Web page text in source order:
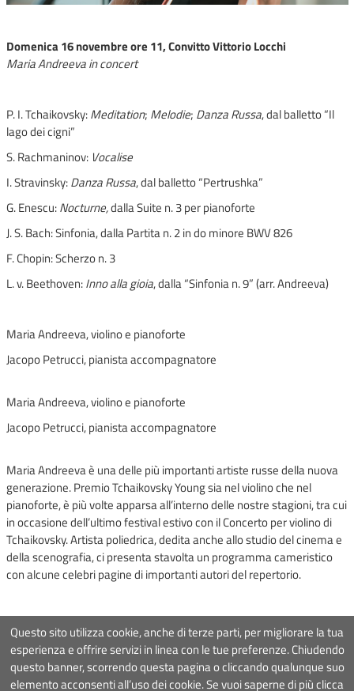
Domenica 16 novembre ore 11, Convitto Vittorio Locchi
Maria Andreeva in concert
P. I. Tchaikovsky:Meditation; Melodie; Danza Russa, dal balletto “Il
lago dei cigni”
S. Rachmaninov: Vocalise
I. Stravinsky:Danza Russa, dal balletto “Pertrushka”
G. Enescu:Nocturne,dalla Suite n. 3 per pianoforte
J. S. Bach: Sinfonia, dalla Partita n. 2 in do minore BWV 826
F. Chopin: Scherzo n. 3
L. v. Beethoven:Inno alla gioia, dalla “Sinfonia n. 9” (arr. Andreeva)
Maria Andreeva, violino e pianoforte
Jacopo Petrucci, pianista accompagnatore
Maria Andreeva, violino e pianoforte
Jacopo Petrucci, pianista accompagnatore
Maria Andreeva è una delle più importanti artiste russe della nuova
generazione. Premio Tchaikovsky Young sia nel violino che nel
pianoforte, è più volte apparsa all’interno delle nostre stagioni, tra cui
in occasione dell’ultimo festival estivo con il Concerto per violino di
Tchaikovsky. Artista poliedrica, dedita anche allo studio del cinema e
della scenografia, ci presenta stavolta un programma cameristico
con alcune celebri pagine di importanti autori del repertorio.
Associazione Roma Tre Orchestra- Via Ostiense 234, 00144 Roma
Questo sito utilizza cookie, anche di terze parti, per migliorare la tua
esperienza e offrire servizi in linea con le tue preferenze. Chiudendo
questo banner, scorrendo questa pagina o cliccando qualunque suo
elemento acconsenti all’uso dei cookie. Se vuoi saperne di più clicca